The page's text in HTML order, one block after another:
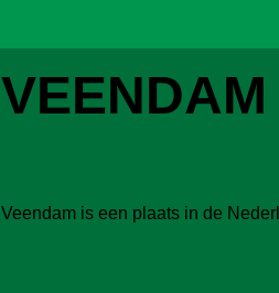
VEENDAM
Veendam is een plaats in de